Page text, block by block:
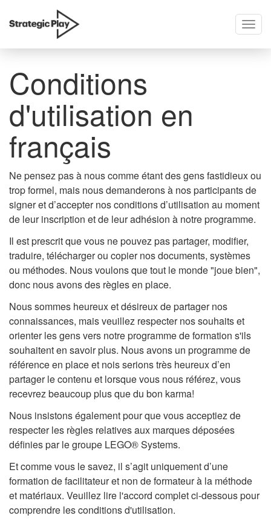
skip
Conditions
d'utilisation en
français
Ne pensez pas à nous comme étant des gens fastidieux ou
trop formel, mais nous demanderons à nos participants de
signer et d’accepter nos conditions d’utilisation au moment
de leur inscription et de leur adhésion à notre programme.
Il est prescrit que vous ne pouvez pas partager, modifier,
traduire, télécharger ou copier nos documents, systèmes
ou méthodes. Nous voulons que tout le monde "joue bien",
donc nous avons des règles en place.
Nous sommes heureux et désireux de partager nos
connaissances, mais veuillez respecter nos souhaits et
orienter les gens vers notre programme de formation s'ils
souhaitent en savoir plus. Nous avons un programme de
référence en place et nois serions très heureux d’en
partager le contenu et lorsque vous nous référez, vous
recevrez beaucoup plus que du bon karma!
Nous insistons également pour que vous acceptiez de
respecter les règles relatives aux marques déposées
définies par le groupe LEGO® Systems.
Et comme vous le savez, il s’agit uniquement d’une
formation de facilitateur et non de formateur à la méthode
et matériaux. Veuillez lire l'accord complet ci-dessous pour
comprendre les conditions d'utilisation.